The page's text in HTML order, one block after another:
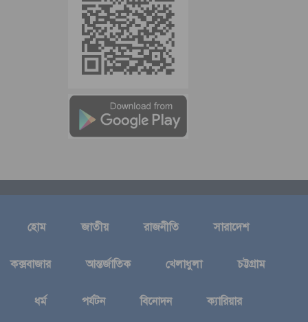
হোম জাতীয় রাজনীতি সারাদেশ
কক্সবাজার আন্তর্জাতিক খেলাধুলা চট্টগ্রাম
ধর্ম পর্যটন বিনোদন ক্যারিয়ার